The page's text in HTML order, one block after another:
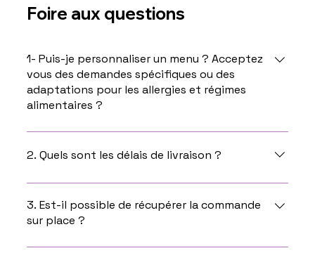
Foire aux questions
1- Puis-je personnaliser un menu ? Acceptez
vous des demandes spécifiques ou des
adaptations pour les allergies et régimes
alimentaires ?
Oui, vous pouvez personnaliser un menu en nous
contactant directement par téléphone ou par
fonction des demandes.
2. Quels sont les délais de livraison ?
Les délais de livraison ou de retrait dans nos
locaux sont de 15 jours à partir de la date de votre
commande.
3. Est-il possible de récupérer la commande
sur place ?
Oui bien sûr , dès que votre commande sera prête,